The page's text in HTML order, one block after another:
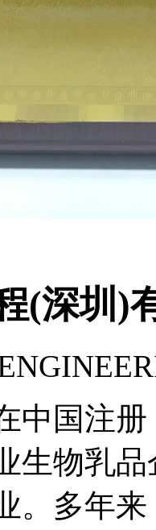
(深圳)
中国注
生物乳
。多年